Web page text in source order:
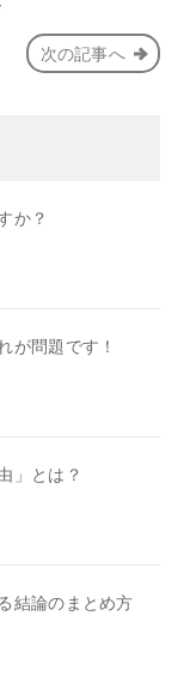
次の記事へ
か？
が問題です！
」とは？
結論のまとめ方